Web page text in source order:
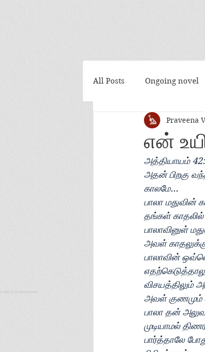
All Posts Ongoing novel
அன்பே நீ இன்றி
என்
Praveena
அத்தியாயம் 42:
அதன் பிறகு
காலமே…
பாலா
தங்கள்
பாலாவினுள்
அவள்
பாலாவின்
விசயத்திலும்
அவள் குணமும்
பாலா தன்
முடியாமல்
பார்த்தாலே
© 2020 by PraveenaNovels